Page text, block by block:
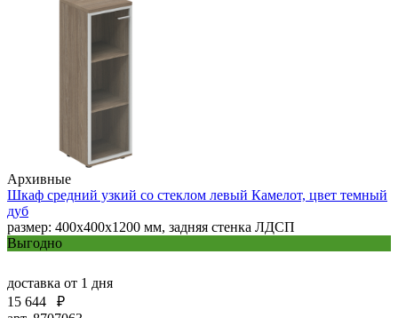
Архивные
Шкаф средний узкий со стеклом левый Камелот, цвет темный
дуб
размер: 400х400х1200 мм, задняя стенка ЛДСП
Выгодно
доставка от 1 дня
15 644
₽